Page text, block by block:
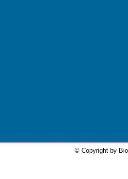
© Copyright by